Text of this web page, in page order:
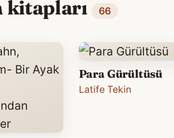
kitapları 66
Para Gürültüsü
Latife Tekin